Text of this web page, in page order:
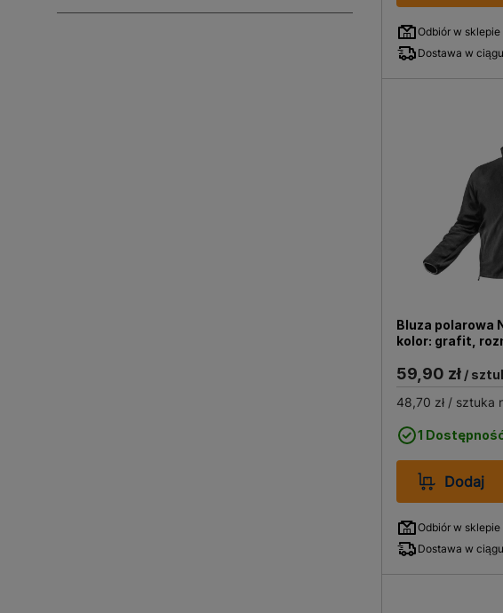
Odbiór w
Dostawa w
Bluza polarowa
kolor: grafit,
59,90 zł/
48,70 zł/ sztuka
1
Dodaj
Odbiór w
Dostawa w